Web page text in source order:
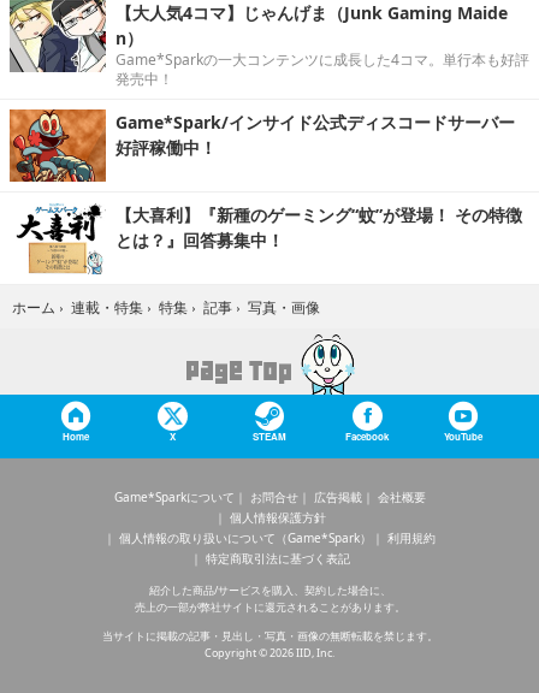
【大人気4コマ】じゃんげま（Junk Gaming Maide
n）
Game*Sparkの一大コンテンツに成長した4コマ。単行本も好評
発売中！
Game*Spark/インサイド公式ディスコードサーバー
好評稼働中！
【大喜利】『新種のゲーミング“蚊”が登場！ その特徴
とは？』回答募集中！
ホーム › 連載・特集 › 特集 › 記事 › 写真・画像
Home X STEAM Facebook YouTube
Game*Sparkについて お問合せ 広告掲載
会社概要
個人情報保護方針
個人情報の取り扱いについて（Game*Spark）
利用規約
特定商取引法に基づく表記
紹介した商品/サービスを購入、契約した場合に、
売上の一部が弊社サイトに還元されることがあります。
当サイトに掲載の記事・見出し・写真・画像の無断転載を禁じます。
Copyright © 2026 IID, Inc.